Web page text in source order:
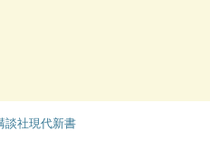
談社現代新書